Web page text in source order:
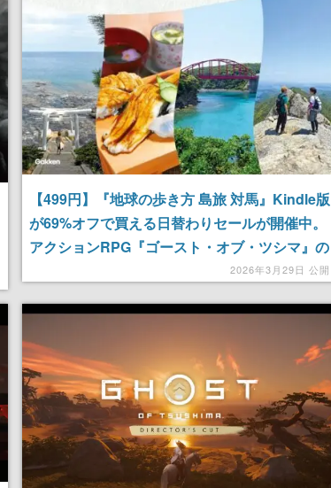
【499円】『地球の歩き方 島旅 対馬』Kindle版
が69%オフで買える日替わりセールが開催中。
アクションRPG『ゴースト・オブ・ツシマ』の
舞台となった対馬の魅力を網羅したガイドブッ
2026年3月29日 公開